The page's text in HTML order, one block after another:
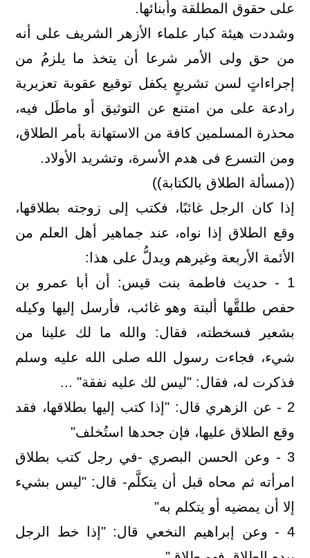
على حقوق المطلقة وأبنائها.
وشددت هيئة كبار علماء الأزهر الشريف على أنه
من حق ولى الأمر شرعا أن يتخذ ما يلزمُ من
إجراءاتٍ لسن تشريعٍ يكفل توقيع عقوبة تعزيرية
رادعة على من امتنع عن التوثيق أو ماطَل فيه،
محذرة المسلمين كافة من الاستهانة بأمر الطلاق،
ومن التسرع فى هدم الأسرة، وتشريد الأولاد.
((مسألة الطلاق بالكتابة))
إذا كان الرجل غائبًا، فكتب إلى زوجته بطلاقها،
وقع الطلاق إذا نواه، عند جماهير أهل العلم من
الأئمة الأربعة وغيرهم ويدلُّ على هذا:
1 - حديث فاطمة بنت قيس: أن أبا عمرو بن
حفص طلقَّها ألبتة وهو غائب، فأرسل إليها وكيله
بشعير فسخطته، فقال: والله ما لك علينا من
شيء، فجاءت رسول الله صلى الله عليه وسلم
فذكرت له، فقال: "ليس لك عليه نفقة" ...
2 - عن الزهري قال: "إذا كتب إليها بطلاقها، فقد
وقع الطلاق عليها، فإن جحدها استُخلف"
3 - وعن الحسن البصري -في رجل كتب بطلاق
امرأته ثم محاه قبل أن يتكلَّم- قال: "ليس بشيء
إلا أن يمضيه أو يتكلم به"
4 - وعن إبراهيم النخعي قال: "إذا خط الرجل